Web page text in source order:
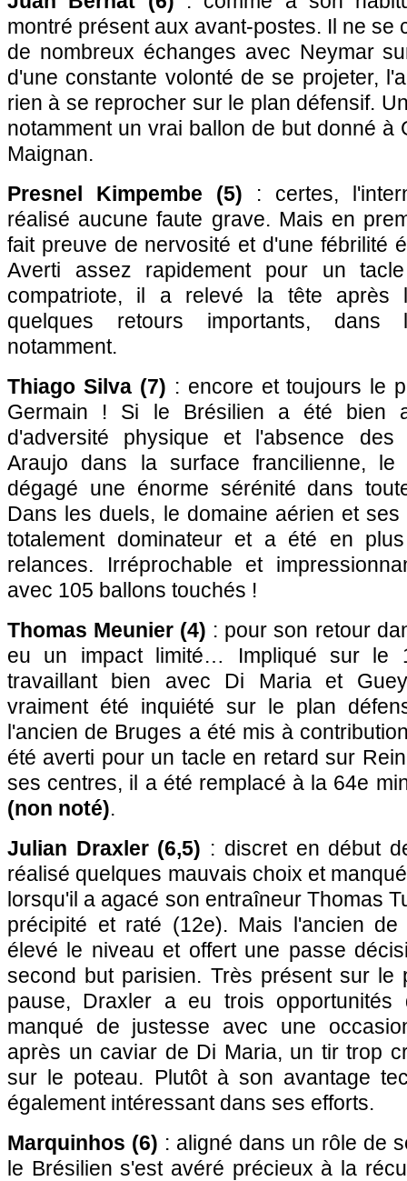
montré présent aux avant-postes. Il ne se
de nombreux échanges avec Neymar
d'une constante volonté de se projeter,
rien à se reprocher sur le plan défensif.
notamment un vrai ballon de but donné à
Maignan.
Presnel Kimpembe (5) : certes,
réalisé aucune faute grave. Mais en
fait preuve de nervosité et d'une fébrilité
Averti assez rapidement pour un
compatriote, il a relevé la tête après
quelques retours importants, dans
notamment.
Thiago Silva (7) : encore et toujours le
Germain ! Si le Brésilien a été bien
d'adversité physique et l'absence
Araujo dans la surface francilienne, le
dégagé une énorme sérénité dans
Dans les duels, le domaine aérien et
totalement dominateur et a été en
relances. Irréprochable et
avec 105 ballons touchés !
Thomas Meunier (4) : pour son retour
eu un impact limité… Impliqué sur le
travaillant bien avec Di Maria et
vraiment été inquiété sur le plan
l'ancien de Bruges a été mis à
été averti pour un tacle en retard sur
ses centres, il a été remplacé à la 64e
(non noté).
Julian Draxler (6,5) : discret en début
réalisé quelques mauvais choix et
lorsqu'il a agacé son entraîneur Thomas
précipité et raté (12e). Mais l'ancien
élevé le niveau et offert une passe
second but parisien. Très présent sur le
pause, Draxler a eu trois opportunités
manqué de justesse avec une
après un caviar de Di Maria, un tir trop
sur le poteau. Plutôt à son avantage
également intéressant dans ses efforts.
Marquinhos (6) : aligné dans un rôle de
le Brésilien s'est avéré précieux à la